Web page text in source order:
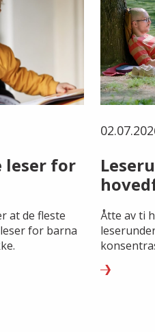
leser for
at de fleste
for barna
Åtte av ti